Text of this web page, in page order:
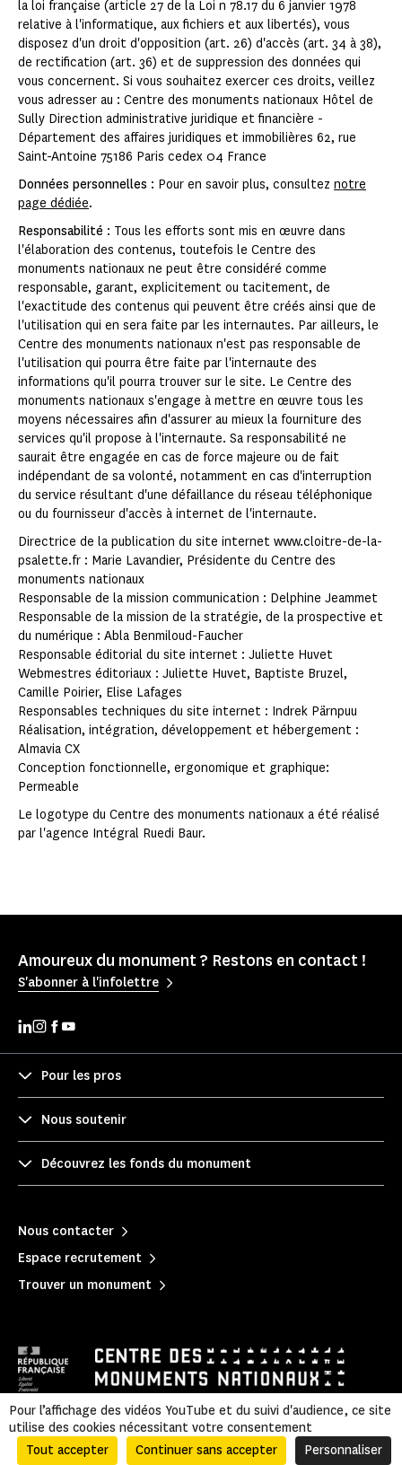
la loi française (article 27 de la Loi n 78.17 du 6 janvier 1978
relative à l'informatique, aux fichiers et aux libertés), vous
disposez d'un droit d'opposition (art. 26) d'accès (art. 34 à 38),
de rectification (art. 36) et de suppression des données qui
vous concernent. Si vous souhaitez exercer ces droits, veillez
vous adresser au : Centre des monuments nationaux Hôtel de
Sully Direction administrative juridique et financière -
Département des affaires juridiques et immobilières 62, rue
Saint-Antoine 75186 Paris cedex 04 France
Données personnelles : Pour en savoir plus, consultez notre
page dédiée.
Responsabilité : Tous les efforts sont mis en œuvre dans
l'élaboration des contenus, toutefois le Centre des
monuments nationaux ne peut être considéré comme
responsable, garant, explicitement ou tacitement, de
l'exactitude des contenus qui peuvent être créés ainsi que de
l'utilisation qui en sera faite par les internautes. Par ailleurs, le
Centre des monuments nationaux n'est pas responsable de
l'utilisation qui pourra être faite par l'internaute des
informations qu'il pourra trouver sur le site. Le Centre des
monuments nationaux s'engage à mettre en œuvre tous les
moyens nécessaires afin d'assurer au mieux la fourniture des
services qu'il propose à l'internaute. Sa responsabilité ne
saurait être engagée en cas de force majeure ou de fait
indépendant de sa volonté, notamment en cas d'interruption
du service résultant d'une défaillance du réseau téléphonique
ou du fournisseur d'accès à internet de l'internaute.
Directrice de la publication du site internet www.cloitre-de-la-
psalette.fr : Marie Lavandier, Présidente du Centre des
monuments nationaux
Responsable de la mission communication : Delphine Jeammet
Responsable de la mission de la stratégie, de la prospective et
du numérique : Abla Benmiloud-Faucher
Responsable éditorial du site internet : Juliette Huvet
Webmestres éditoriaux : Juliette Huvet, Baptiste Bruzel,
Camille Poirier, Elise Lafages
Responsables techniques du site internet : Indrek Pärnpuu
Réalisation, intégration, développement et hébergement :
Almavia CX
Conception fonctionnelle, ergonomique et graphique:
Permeable
Le logotype du Centre des monuments nationaux a été réalisé
par l'agence Intégral Ruedi Baur.
Amoureux du monument ? Restons en contact !
S'abonner à l'infolettre
Pour les pros
Nous soutenir
Découvrez les fonds du monument
Nous contacter
Espace recrutement
Trouver un monument
Mentions légales Politique de confidentialité
|
Informations légales et administratives
| Plan du site
Pour l’affichage des vidéos YouTube et du suivi d'audience, ce site
utilise des cookies nécessitant votre consentement
Tout accepter
Continuer sans accepter Personnaliser